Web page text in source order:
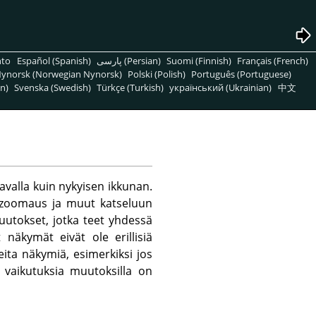
Español (Spanish) پارسی (Persian) Suomi (Finnish) Français (French)
(Norwegian Nynorsk) Polski (Polish) Português (Portuguese)
Svenska (Swedish) Türkçe (Turkish) український (Ukrainian) 中文
kuin nykyisen ikkunan.
ja muut katseluun
jotka teet yhdessä
näkymät eivät ole erillisiä
näkymiä, esimerkiksi jos
muutoksilla on